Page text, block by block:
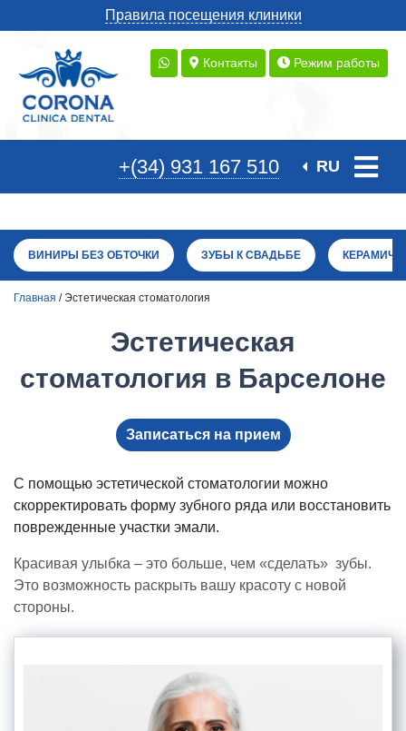
Правила посещения клиники
Контакты Режим работы
+(34) 931 167 510 RU
ВИНИРЫ БЕЗ ОБТОЧКИ ЗУБЫ К СВАДЬБЕ
Главная / Эстетическая стоматология
Эстетическая
стоматология в Барселоне
Записаться на прием
С помощью эстетической стоматологии можно
скорректировать форму зубного ряда или восстановить
поврежденные участки эмали.
Красивая улыбка – это больше, чем «сделать» зубы.
Это возможность раскрыть вашу красоту с новой
стороны.